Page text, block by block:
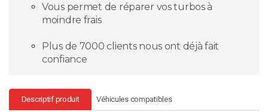
Vous permet de réparer vos turbos à
moindre frais
Plus de 7000 clients nous ont déjà fait
confiance
Descriptif produit Véhicules compatibles